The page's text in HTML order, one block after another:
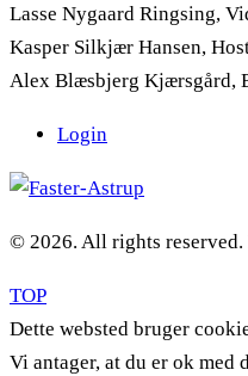
Lasse Nygaard Ringsing,
Kasper Silkjær Hansen,
Alex Blæsbjerg Kjærsgård,
Login
© 2026. All rights reserved.
TOP
Dette websted bruger
Vi antager, at du er ok med